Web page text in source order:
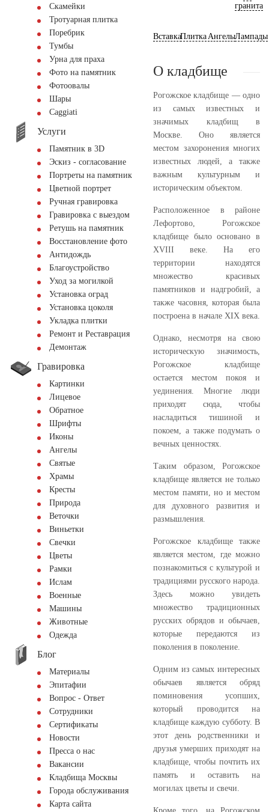
Скамейки
Тротуарная плитка
Поребрик
Тумбы
Урна для праха
Фото на памятник
Фотоовалы
Шары
Сaggiati
Услуги
Памятник в 3D
Эскиз - согласование
Портреты на памятник
Цветной портрет
Ручная гравировка
Гравировка с выездом
Ретушь на памятник
Восстановление фото
Антидождь
Благоустройство
Уход за могилкой
Установка оград
Установка цоколя
Укладка плитки
Ремонт и Реставрация
Демонтаж
Гравировка
Картинки
Лицевое
Обратное
Шрифты
Иконы
Ангелы
Святые
Храмы
Кресты
Природа
Веточки
Виньетки
Свечки
Цветы
Рамки
Ислам
Военные
Машины
Животные
Одежда
Блог
Материалы
Эпитафии
Вопрос - Ответ
Сотрудники
Сертификаты
Новости
Пресса о нас
Вакансии
Кладбища Москвы
Города обслуживания
Карта сайта
гранита
ВставкаПлитка АнгелыЛампады
О кладбище
Рогожское кладбище — одно
из самых известных и
значимых кладбищ в
Москве. Оно является
местом захоронения многих
известных людей, а также
важным культурным и
историческим объектом.
Расположенное в районе
Лефортово, Рогожское
кладбище было основано в
XVIII веке. На его
территории находятся
множество красивых
памятников и надгробий, а
также часовня, которая была
построена в начале XIX века.
Однако, несмотря на свою
историческую значимость,
Рогожское кладбище
остается местом покоя и
уединения. Многие люди
приходят сюда, чтобы
насладиться тишиной и
покоем, а также подумать о
вечных ценностях.
Таким образом, Рогожское
кладбище является не только
местом памяти, но и местом
для духовного развития и
размышления.
Рогожское кладбище также
является местом, где можно
познакомиться с культурой и
традициями русского народа.
Здесь можно увидеть
множество традиционных
русских обрядов и обычаев,
которые передаются из
поколения в поколение.
Одним из самых интересных
обычаев является обряд
поминовения усопших,
который проводится на
кладбище каждую субботу. В
этот день родственники и
друзья умерших приходят на
кладбище, чтобы почтить их
память и оставить на
могилах цветы и свечи.